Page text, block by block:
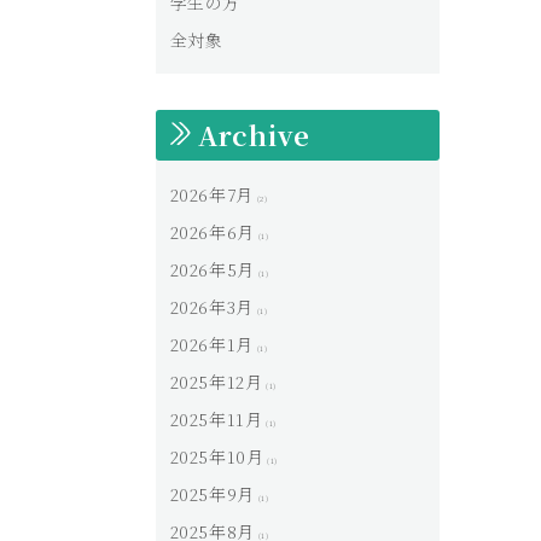
全対象
Archive
2026年7月 (2)
2026年6月 (1)
2026年5月 (1)
2026年3月 (1)
2026年1月 (1)
2025年12月 (1)
2025年11月 (1)
2025年10月 (1)
2025年9月 (1)
2025年8月 (1)